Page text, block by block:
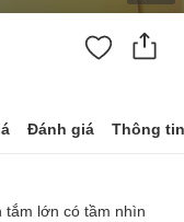
Đánh giá Thông
lớn có tầm nhìn